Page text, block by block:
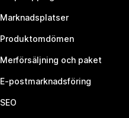
Marknadsplatser
Produktomdömen
Merförsäljning och paket
E-postmarknadsföring
SEO